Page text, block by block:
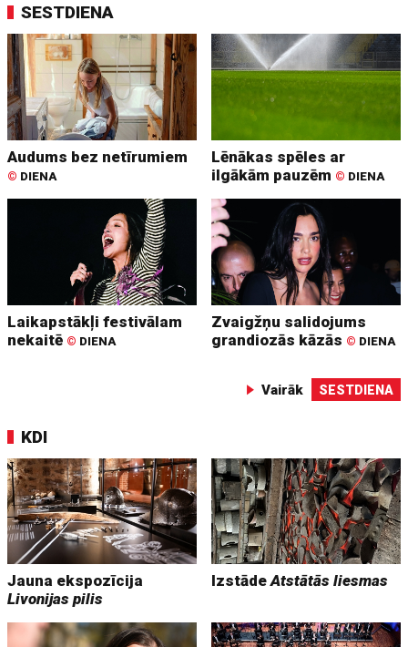
SESTDIENA
Audums bez netīrumiem
© DIENA
Lēnākas spēles ar
ilgākām pauzēm © DIENA
Laikapstākļi festivālam
nekaitē © DIENA
Zvaigžņu salidojums
grandiozās kāzās © DIENA
Vairāk SESTDIENA
KDI
Jauna ekspozīcija
Livonijas pilis
IzstādeAtstātās liesmas